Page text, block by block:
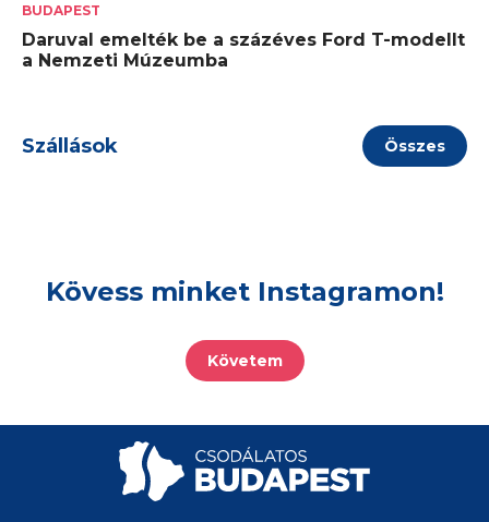
BUDAPEST
Daruval emelték be a százéves Ford T-modellt
a Nemzeti Múzeumba
Szállások Összes
Kövess minket Instagramon!
Követem